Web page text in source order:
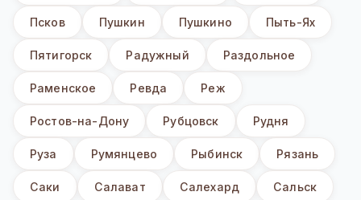
Псков Пушкин Пушкино Пыть-Ях
Пятигорск Радужный Раздольное
Раменское Ревда Реж
Ростов-на-Дону Рубцовск Рудня
Руза Румянцево Рыбинск Рязань
Саки Салават Салехард Сальск